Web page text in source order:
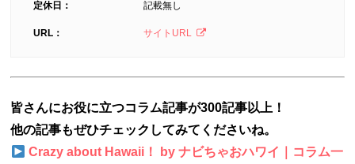
定休日： 記載無し
URL： サイトURL
皆さんにお役に立つコラム記事が300記事以上！
他の記事もぜひチェックしてみてくださいね。
Crazy about Hawaii！ by ナビちゃおハワイ｜コラム一